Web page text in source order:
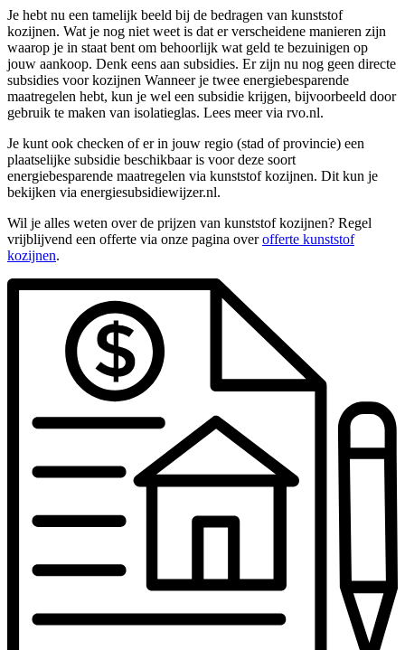
Je hebt nu een tamelijk beeld bij de bedragen van kunststof
kozijnen. Wat je nog niet weet is dat er verscheidene manieren zijn
waarop je in staat bent om behoorlijk wat geld te bezuinigen op
jouw aankoop. Denk eens aan subsidies. Er zijn nu nog geen directe
subsidies voor kozijnen Wanneer je twee energiebesparende
maatregelen hebt, kun je wel een subsidie krijgen, bijvoorbeeld door
gebruik te maken van isolatieglas. Lees meer via rvo.nl.
Je kunt ook checken of er in jouw regio (stad of provincie) een
plaatselijke subsidie beschikbaar is voor deze soort
energiebesparende maatregelen via kunststof kozijnen. Dit kun je
bekijken via energiesubsidiewijzer.nl.
Wil je alles weten over de prijzen van kunststof kozijnen? Regel
vrijblijvend een offerte via onze pagina overofferte kunststof
kozijnen.